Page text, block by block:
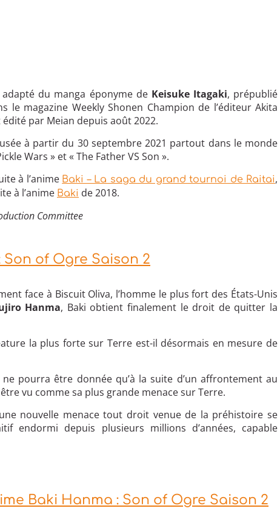
du manga éponyme de Keisuke Itagaki, prépublié
le magazine Weekly Shonen Champion de l’éditeur Akita
par Meian depuis août 2022.
à partir du 30 septembre 2021 partout dans le monde
Wars » et « The Father VS Son ».
à l’anime Baki – La saga du grand tournoi de Raitai,
à l’anime Baki de 2018.
Committee
of Ogre Saison 2
face à Biscuit Oliva, l’homme le plus fort des États-Unis
Hanma, Baki obtient finalement le droit de quitter la
la plus forte sur Terre est-il désormais en mesure de
pourra être donnée qu’à la suite d’un affrontement au
vu comme sa plus grande menace sur Terre.
nouvelle menace tout droit venue de la préhistoire se
endormi depuis plusieurs millions d’années, capable
Baki Hanma : Son of Ogre Saison 2